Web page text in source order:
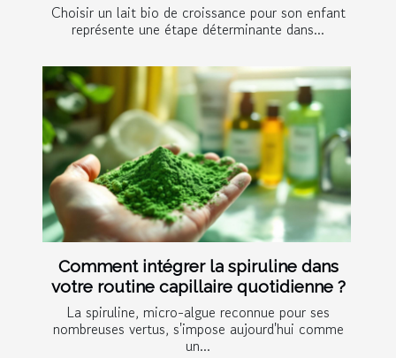
Choisir un lait bio de croissance pour son enfant
représente une étape déterminante dans...
Comment intégrer la spiruline dans
votre routine capillaire quotidienne ?
La spiruline, micro-algue reconnue pour ses
nombreuses vertus, s'impose aujourd'hui comme
un...